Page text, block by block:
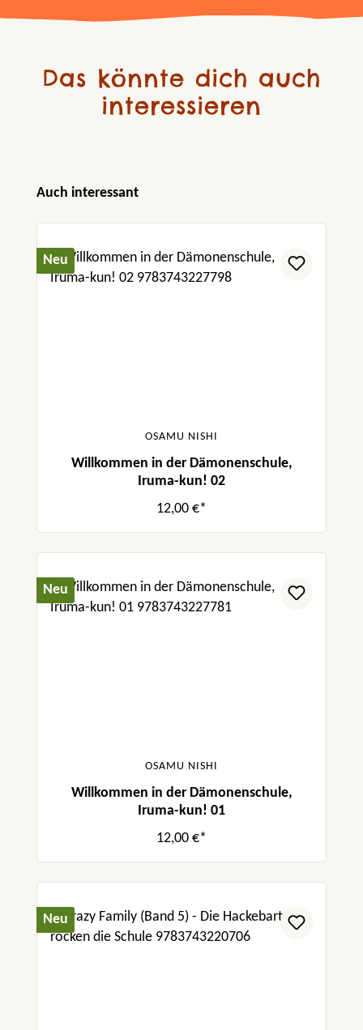
Das könnte dich auch
interessieren
Produktgalerie überspringen
Auch interessant
Neu
OSAMU NISHI
Willkommen in der Dämonenschule,
Iruma-kun! 02
12,00 €*
Neu
OSAMU NISHI
Willkommen in der Dämonenschule,
Iruma-kun! 01
12,00 €*
Neu